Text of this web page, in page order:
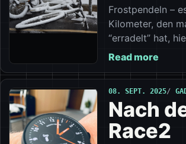
Frostpendeln –
Kilometer, den
“erradelt” hat,
Read more
08. SEPT. 2025
Nach
Race2